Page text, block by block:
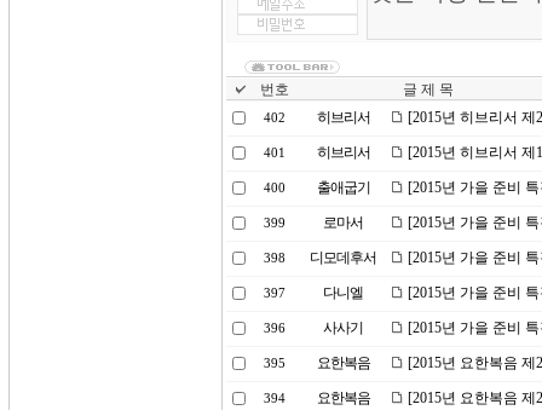
번호 글 제 목
402 히브리서 [2015년 히브리서
401 히브리서 [2015년 히브리서
400 출애굽기 [2015년 가을 준비
399 로마서 [2015년 가을 준비
398 디모데후서 [2015년 가을 준비
397 다니엘 [2015년 가을 준비
396 사사기 [2015년 가을 준비
395 요한복음 [2015년 요한복음 제
394 요한복음 [2015년 요한복음